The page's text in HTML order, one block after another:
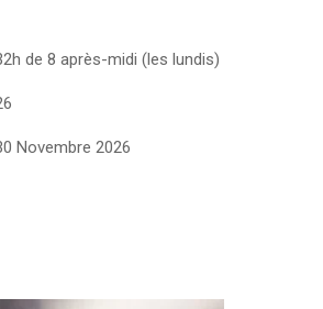
de 8 après-midi (les lundis)
Novembre 2026